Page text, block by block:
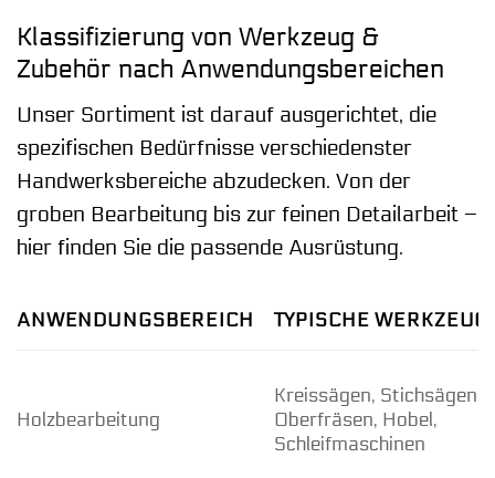
Klassifizierung von Werkzeug &
Zubehör nach Anwendungsbereichen
Unser Sortiment ist darauf ausgerichtet, die
spezifischen Bedürfnisse verschiedenster
Handwerksbereiche abzudecken. Von der
groben Bearbeitung bis zur feinen Detailarbeit –
hier finden Sie die passende Ausrüstung.
ANWENDUNGSBEREICH TYPISCHE
Holzbearbeitung
Kreissägen, Stichsägen,
Oberfräsen, Hobel,
Schleifmaschinen